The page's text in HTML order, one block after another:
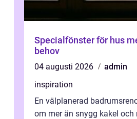
Specialfönster för hus
behov
04 augusti 2026
admin
inspiration
En välplanerad
om mer än snygg kakel och